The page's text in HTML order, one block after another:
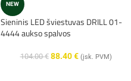
NEW
Sieninis LED šviestuvas DRILL 01-
4444 aukso spalvos
104.00€ 88.40€ (įsk. PVM)